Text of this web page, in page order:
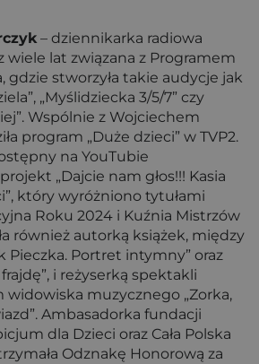
– dziennikarka radiowa
wiele lat związana z Programem
gdzie stworzyła takie audycje jak
„Myślidziecka 3/5/7” czy
Wspólnie z Wojciechem
program „Duże dzieci” w TVP2.
na YouTubie
„Dajcie nam głos!!! Kasia
który wyróżniono tytułami
Roku 2024 i Kuźnia Mistrzów
również autorką książek, między
Pieczka. Portret intymny” oraz
i reżyserką spektakli
muzycznego „Zorka,
Ambasadorka fundacji
dla Dzieci oraz Cała Polska
Odznakę Honorową za